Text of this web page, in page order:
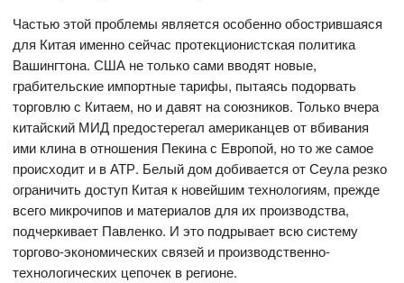
Частью этой проблемы является особенно обострившаяся
для Китая именно сейчас протекционистская политика
Вашингтона. США не только сами вводят новые,
грабительские импортные тарифы, пытаясь подорвать
торговлю с Китаем, но и давят на союзников. Только вчера
китайский МИД предостерегал американцев от вбивания
ими клина в отношения Пекина с Европой, но то же самое
происходит и в АТР. Белый дом добивается от Сеула резко
ограничить доступ Китая к новейшим технологиям, прежде
всего микрочипов и материалов для их производства,
подчеркивает Павленко. И это подрывает всю систему
торгово-экономических связей и производственно-
технологических цепочек в регионе.